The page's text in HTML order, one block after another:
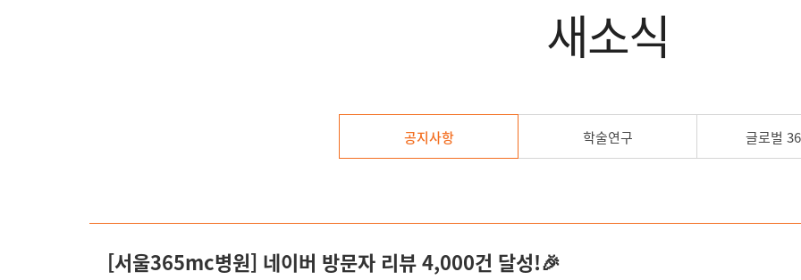
새소식
공지사항 학술연구 글로벌
[서울365mc병원] 네이버 방문자 리뷰 4,000건 달성!🎉